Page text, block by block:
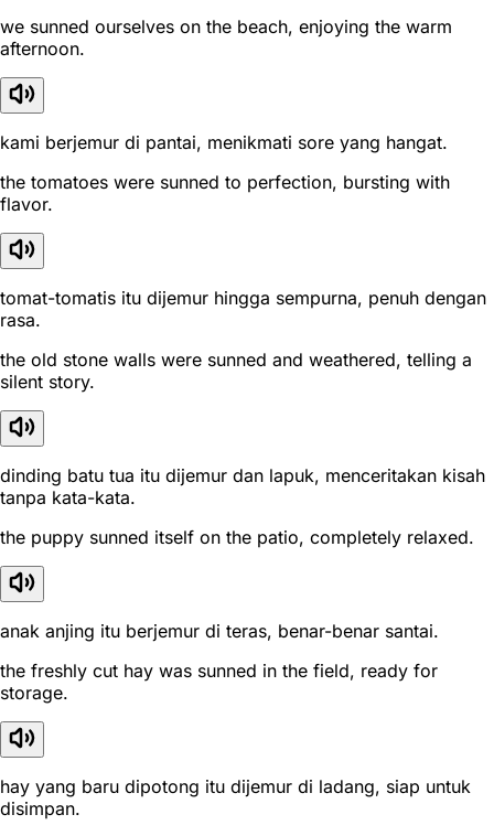
we sunned ourselves on the beach, enjoying the warm
afternoon.
kami berjemur di pantai, menikmati sore yang hangat.
the tomatoes were sunned to perfection, bursting with
flavor.
tomat-tomatis itu dijemur hingga sempurna, penuh dengan
rasa.
the old stone walls were sunned and weathered, telling a
silent story.
dinding batu tua itu dijemur dan lapuk, menceritakan kisah
tanpa kata-kata.
the puppy sunned itself on the patio, completely relaxed.
anak anjing itu berjemur di teras, benar-benar santai.
the freshly cut hay was sunned in the field, ready for
storage.
hay yang baru dipotong itu dijemur di ladang, siap untuk
disimpan.